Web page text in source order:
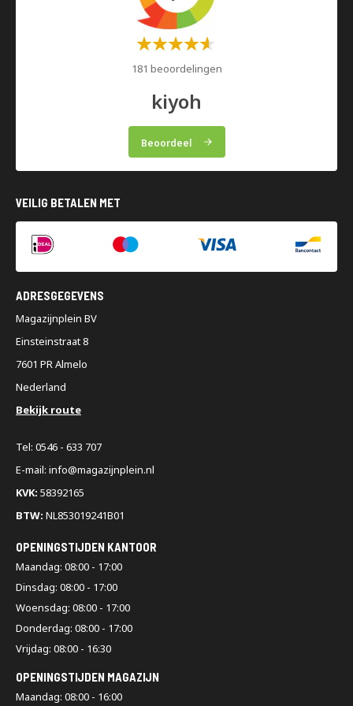
Waardering:
181 beoordelingen
kiyoh
Beoordeel
VEILIG BETALEN MET
ADRESGEGEVENS
Magazijnplein BV
Einsteinstraat 8
7601 PR Almelo
Nederland
Bekijk route
Tel: 0546 - 633 707
E-mail: info@magazijnplein.nl
KVK: 58392165
BTW: NL853019241B01
OPENINGSTIJDEN KANTOOR
Maandag: 08:00 - 17:00
Dinsdag: 08:00 - 17:00
Woensdag: 08:00 - 17:00
Donderdag: 08:00 - 17:00
Vrijdag: 08:00 - 16:30
OPENINGSTIJDEN MAGAZIJN
Maandag: 08:00 - 16:00